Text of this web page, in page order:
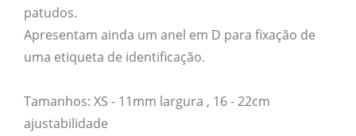
patudos.
Apresentam ainda um anel em D para fixação de
uma etiqueta de identificação.
Tamanhos: XS - 11mm largura , 16 - 22cm
ajustabilidade